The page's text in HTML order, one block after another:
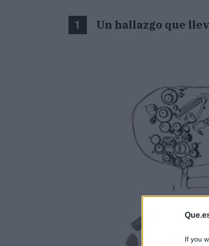
If you
1 Un hallazgo que